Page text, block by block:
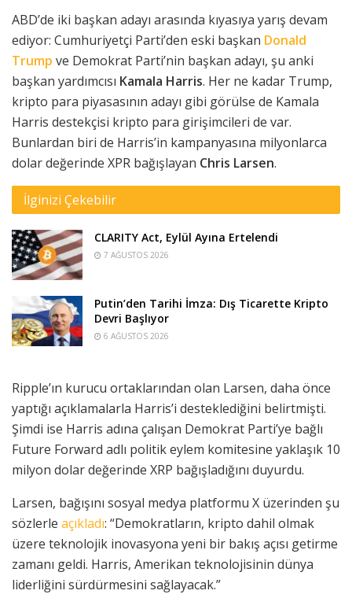
ABD’de iki başkan adayı arasında kıyasıya yarış devam
ediyor: Cumhuriyetçi Parti’den eski başkan Donald
Trump ve Demokrat Parti’nin başkan adayı, şu anki
başkan yardımcısı Kamala Harris. Her ne kadar Trump,
kripto para piyasasının adayı gibi görülse de Kamala
Harris destekçisi kripto para girişimcileri de var.
Bunlardan biri de Harris’in kampanyasına milyonlarca
dolar değerinde XPR bağışlayan Chris Larsen.
İlginizi Çekebilir
CLARITY Act, Eylül Ayına Ertelendi
7 AĞUSTOS 2026
Putin’den Tarihi İmza: Dış Ticarette Kripto
Devri Başlıyor
6 AĞUSTOS 2026
Ripple’ın kurucu ortaklarından olan Larsen, daha önce
yaptığı açıklamalarla Harris’i desteklediğini belirtmişti.
Şimdi ise Harris adına çalışan Demokrat Parti’ye bağlı
Future Forward adlı politik eylem komitesine yaklaşık 10
milyon dolar değerinde XRP bağışladığını duyurdu.
Larsen, bağışını sosyal medya platformu X üzerinden şu
sözlerle açıkladı: “Demokratların, kripto dahil olmak
üzere teknolojik inovasyona yeni bir bakış açısı getirme
zamanı geldi. Harris, Amerikan teknolojisinin dünya
liderliğini sürdürmesini sağlayacak.”